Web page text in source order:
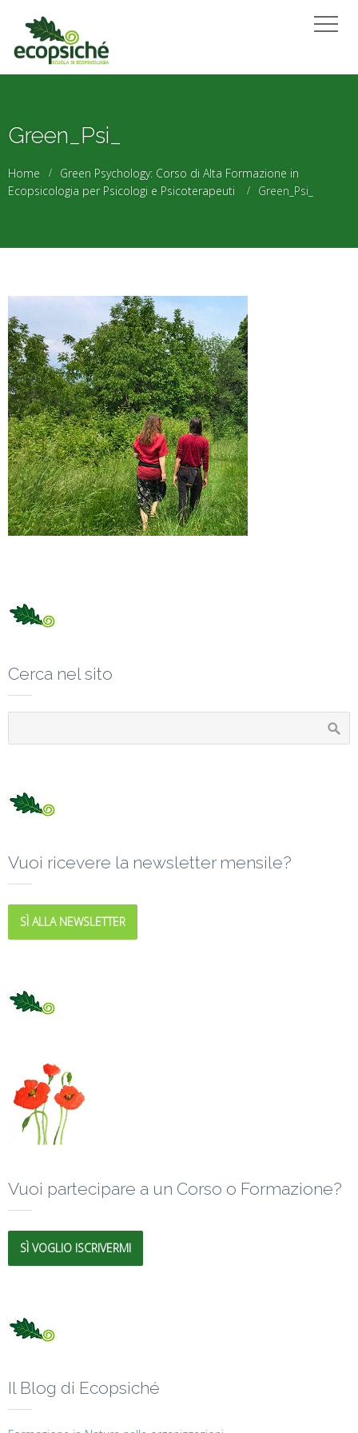
Green_Psi_
Home
Green Psychology: Corso di Alta Formazione in
Ecopsicologia per Psicologi e Psicoterapeuti
Green_Psi_
Cerca nel sito
Vuoi ricevere la newsletter mensile?
SÌ ALLA NEWSLETTER
Vuoi partecipare a un Corso o Formazione?
SÌ VOGLIO ISCRIVERMI
Il Blog di Ecopsiché